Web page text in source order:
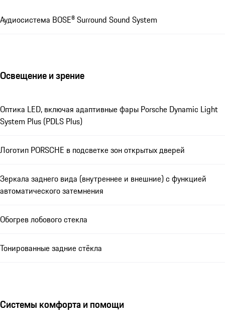
Аудиосистема BOSE® Surround Sound System
Освещение и зрение
Оптика LED, включая адаптивные фары Porsche Dynamic Light
System Plus (PDLS Plus)
Логотип PORSCHE в подсветке зон открытых дверей
Зеркала заднего вида (внутреннее и внешние) с функцией
автоматического затемнения
Обогрев лобового стекла
Тонированные задние стёкла
Системы комфорта и помощи